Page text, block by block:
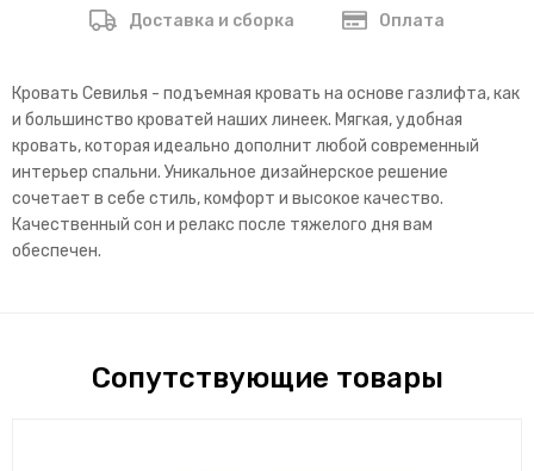
Доставка и сборка Оплата
Кровать Севилья - подъемная кровать на основе газлифта, как
и большинство кроватей наших линеек. Мягкая, удобная
кровать, которая идеально дополнит любой современный
интерьер спальни. Уникальное дизайнерское решение
сочетает в себе стиль, комфорт и высокое качество.
Качественный сон и релакс после тяжелого дня вам
обеспечен.
Сопутствующие товары